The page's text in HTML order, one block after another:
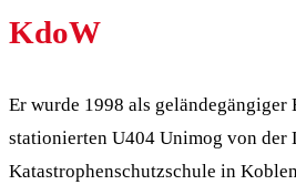
KdoW
Er wurde 1998 als geländegängiger
stationierten U404 Unimog von der
Katastrophenschutzschule in